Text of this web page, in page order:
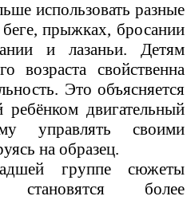
использовать разные
прыжках, бросании
и лазаньи. Детям
возраста свойственна
Это объясняется
двигательный
управлять своими
на образец.
группе сюжеты
более